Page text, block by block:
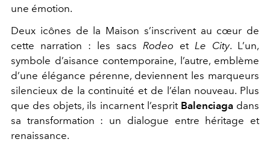
une émotion.
Deux icônes de la Maison s’inscrivent au cœur de
cette narration : les sacs Rodeo et Le City. L’un,
symbole d’aisance contemporaine, l’autre, emblème
d’une élégance pérenne, deviennent les marqueurs
silencieux de la continuité et de l’élan nouveau. Plus
que des objets, ils incarnent l’espritBalenciaga dans
sa transformation : un dialogue entre héritage et
renaissance.